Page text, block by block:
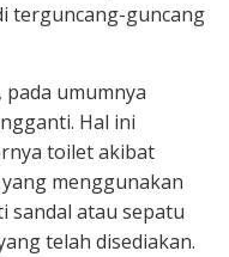
terguncang-guncang
umumnya
Hal ini
toilet akibat
menggunakan
sandal atau sepatu
telah disediakan.